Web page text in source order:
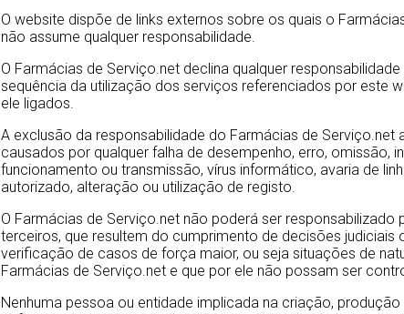
O website dispõe de links externos sobre os quais o
não assume qualquer responsabilidade.
O Farmácias de Serviço.net declina qualquer
sequência da utilização dos serviços referenciados por este
ele ligados.
A exclusão da responsabilidade do Farmácias de Serviço.net
causados por qualquer falha de desempenho, erro, omissão,
funcionamento ou transmissão, vírus informático, avaria de
autorizado, alteração ou utilização de registo.
O Farmácias de Serviço.net não poderá ser
terceiros, que resultem do cumprimento de decisões
verificação de casos de força maior, ou seja situações de
Farmácias de Serviço.net e que por ele não possam ser
Nenhuma pessoa ou entidade implicada na criação,